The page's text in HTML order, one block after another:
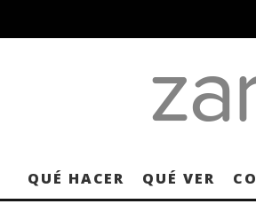
QUÉ HACER QUÉ VER